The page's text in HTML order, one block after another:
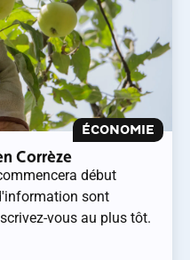
ÉCONOMIE
Corrèze
début
sont
vous au plus tôt.